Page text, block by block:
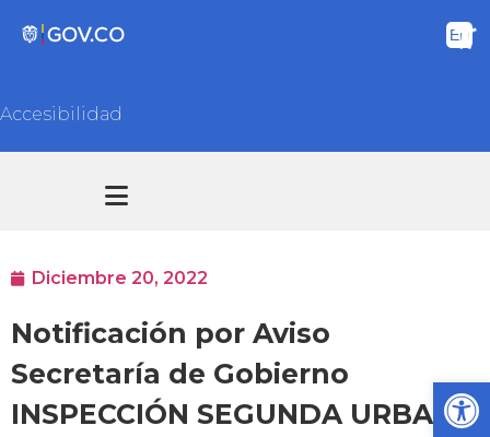
Accesibilidad
Diciembre 20, 2022
Notificación por Aviso
Secretaría de Gobierno
INSPECCIÓN SEGUNDA URBANA